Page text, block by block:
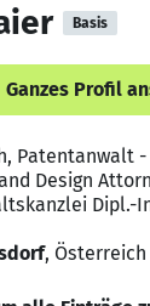
Basis
Ganzes Profil
Patentanwalt
Design
Dipl.-
, Österreich